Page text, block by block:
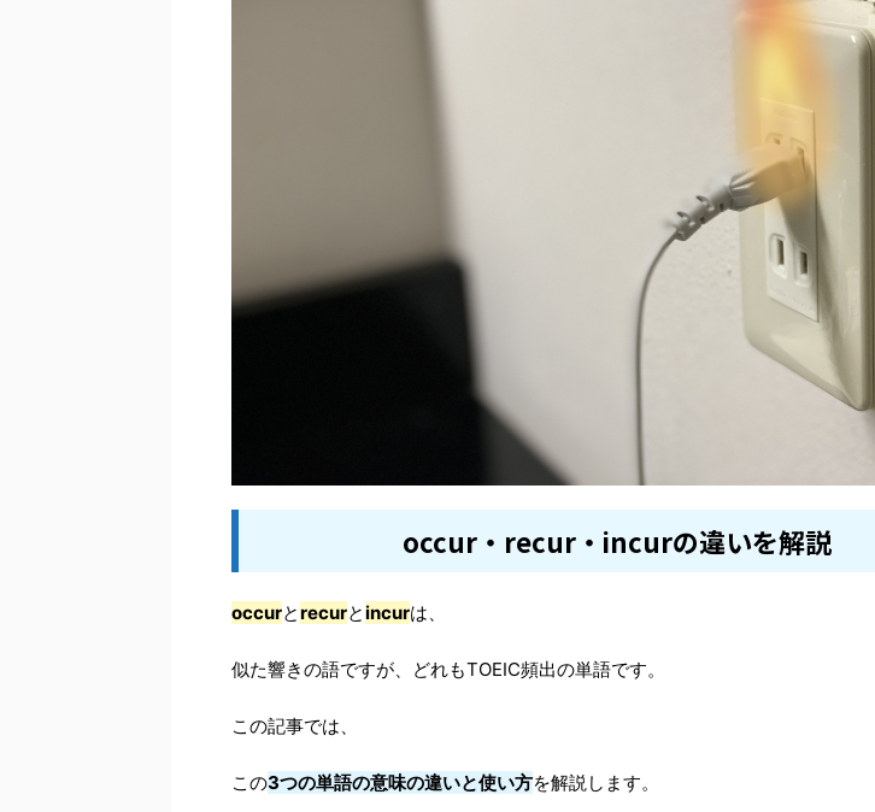
occur・recur・incurの違いを解説
occurとrecurとincurは、
似た響きの語ですが、どれもTOEIC頻出の単語です。
この記事では、
この3つの単語の意味の違いと使い方を解説します。